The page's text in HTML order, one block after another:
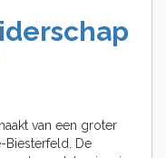
van een groter
Biesterfeld. De